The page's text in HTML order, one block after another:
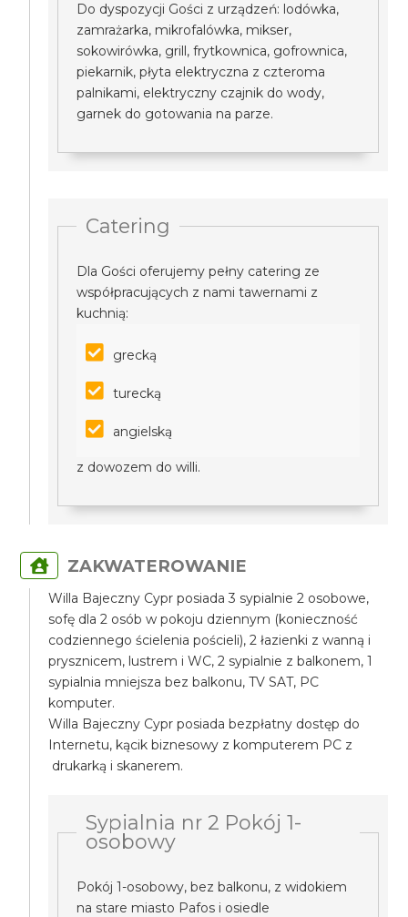
Do dyspozycji Gości z urządzeń: lodówka,
zamrażarka, mikrofalówka, mikser,
sokowirówka, grill, frytkownica, gofrownica,
piekarnik, płyta elektryczna z czteroma
palnikami, elektryczny czajnik do wody,
garnek do gotowania na parze.
Catering
Dla Gości oferujemy pełny catering ze
współpracujących z nami tawernami z
kuchnią:
grecką
turecką
angielską
z dowozem do willi.
ZAKWATEROWANIE
Willa Bajeczny Cypr posiada 3 sypialnie 2 osobowe,
sofę dla 2 osób w pokoju dziennym (konieczność
codziennego ścielenia pościeli), 2 łazienki z wanną i
prysznicem, lustrem i WC, 2 sypialnie z balkonem, 1
sypialnia mniejsza bez balkonu, TV SAT, PC
komputer.
Willa Bajeczny Cypr posiada bezpłatny dostęp do
Internetu, kącik biznesowy z komputerem PC z
drukarką i skanerem.
Sypialnia nr 2 Pokój 1-
osobowy
Pokój 1-osobowy, bez balkonu, z widokiem
na stare miasto Pafos i osiedle